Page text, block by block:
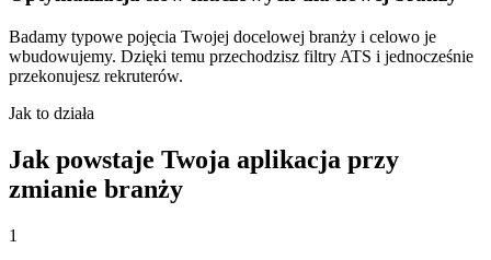
Badamy typowe pojęcia Twojej docelowej branży i celowo je
wbudowujemy. Dzięki temu przechodzisz filtry ATS i jednocześnie
przekonujesz rekruterów.
Jak to działa
Jak powstaje Twoja aplikacja przy
zmianie branży
1